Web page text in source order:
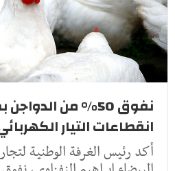
نفوق 50% من
انقطاعات التيار
أكد رئيس الغرفة الوطنية